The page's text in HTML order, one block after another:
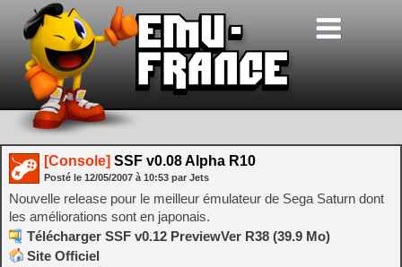
[Console] SSF v0.08 Alpha R10
Posté le 12/05/2007 à 10:53 par Jets
Nouvelle release pour le meilleur émulateur de Sega Saturn dont
les améliorations sont en japonais.
Télécharger SSF v0.12 PreviewVer R38 (39.9 Mo)
Site Officiel